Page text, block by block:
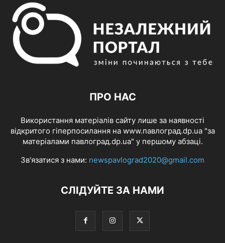
ПРО НАС
Використання матеріалів сайту лише за наявності
відкритого гіперпосилання на www.павлоград.dp.ua "за
матеріалами павлоград.dp.ua" у першому абзаці.
Зв'язатися з нами: newspavlograd2020@gmail.com
СЛІДУЙТЕ ЗА НАМИ